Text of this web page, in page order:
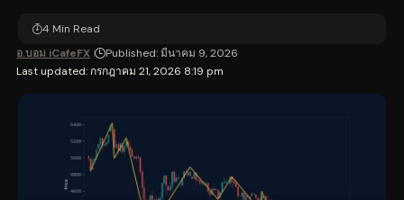
Last updated: กรกฎาคม 21, 2026 8:19 pm
อ.บอม iCafeFX Published: มีนาคม 9, 2026
4 Min Read